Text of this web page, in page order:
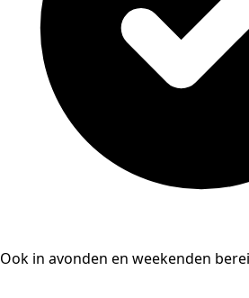
Ook in avonden en weekenden